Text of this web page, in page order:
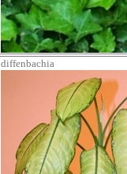
diffenbachia